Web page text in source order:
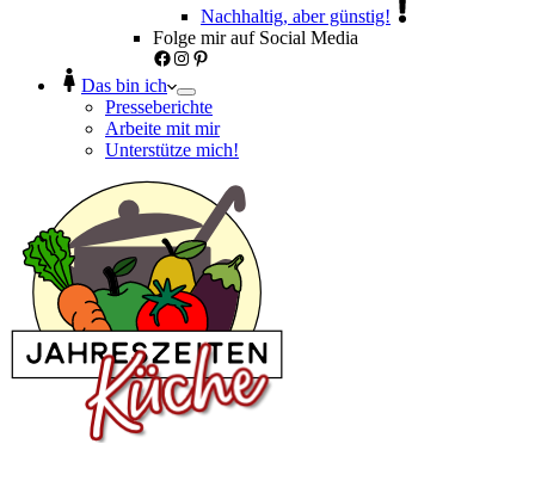
Nachhaltig, aber günstig!
Folge mir auf Social Media
Facebook
Instagram
Pinterest
Das bin ich
Presseberichte
Arbeite mit mir
Unterstütze mich!